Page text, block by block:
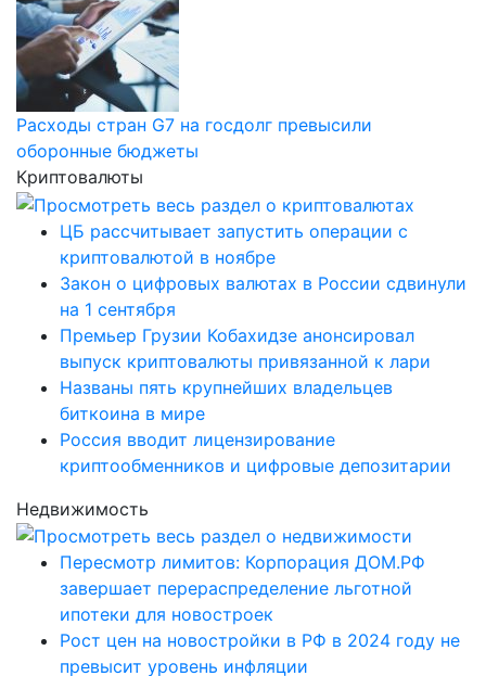
Расходы стран G7 на госдолг превысили
оборонные бюджеты
Криптовалюты
ЦБ рассчитывает запустить операции с
криптовалютой в ноябре
Закон о цифровых валютах в России сдвинули
на 1 сентября
Премьер Грузии Кобахидзе анонсировал
выпуск криптовалюты привязанной к лари
Названы пять крупнейших владельцев
биткоина в мире
Россия вводит лицензирование
криптообменников и цифровые депозитарии
Недвижимость
Пересмотр лимитов: Корпорация ДОМ.РФ
завершает перераспределение льготной
ипотеки для новостроек
Рост цен на новостройки в РФ в 2024 году не
превысит уровень инфляции